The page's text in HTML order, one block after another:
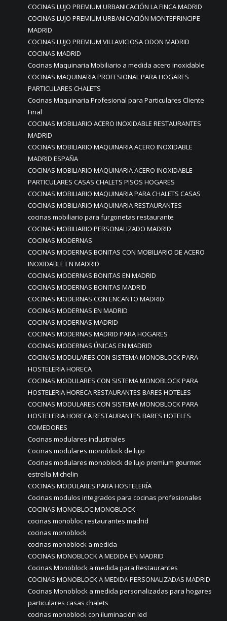
COCINAS LUJO PREMIUM URBANICACIÓN LA FINCA MADRID
COCINAS LUJO PREMIUM URBANICACIÓN MONTEPRINCIPE
MADRID
COCINAS LUJO PREMIUM VILLAVICIOSA ODON MADRID
COCINAS MADRID
Cocinas Maquinaria Mobiliario a medida acero inoxidable
COCINAS MAQUINARIA PROFESIONAL PARA HOGARES
PARTICULARES CHALETS
Cocinas Maquinaria Profesional para Particulares Cliente
Final
COCINAS MOBILIARIO ACERO INOXIDABLE RESTAURANTES
MADRID
COCINAS MOBILIARIO MAQUINARIA ACERO INOXIDABLE
MADRID ESPAÑA
COCINAS MOBILIARIO MAQUINARIA ACERO INOXIDABLE
PARTICULARES CASAS CHALETS PISOS HOGARES
COCINAS MOBILIARIO MAQUINARIA PARA CHALETS CASAS
COCINAS MOBILIARIO MAQUINARIA RESTAURANTES
cocinas mobiliario para furgonetas restaurante
COCINAS MOBILIARIO PERSONALIZADO MADRID
COCINAS MODERNAS
COCINAS MODERNAS BONITAS CON MOBILIARIO DE ACERO
INOXIDABLE EN MADRID
COCINAS MODERNAS BONITAS EN MADRID
COCINAS MODERNAS BONITAS MADRID
COCINAS MODERNAS CON ENCANTO MADRID
COCINAS MODERNAS EN MADRID
COCINAS MODERNAS MADRID
COCINAS MODERNAS MADRID PARA HOGARES
COCINAS MODERNAS ÚNICAS EN MADRID
COCINAS MODULARES CON SISTEMA MONOBLOCK PARA
HOSTELERIA HORECA
COCINAS MODULARES CON SISTEMA MONOBLOCK PARA
HOSTELERIA HORECA RESTAURANTES BARES HOTELES
COCINAS MODULARES CON SISTEMA MONOBLOCK PARA
HOSTELERIA HORECA RESTAURANTES BARES HOTELES
COMEDORES
Cocinas modulares industriales
Cocinas modulares monoblock de lujo
Cocinas modulares monoblock de lujo premium gourmet
estrella Michelin
COCINAS MODULARES PARA HOSTELERÍA
Cocinas modulos integrados para cocinas profesionales
COCINAS MONOBLOC MONOBLOCK
cocinas monobloc restaurantes madrid
cocinas monoblock
cocinas monoblock a medida
COCINAS MONOBLOCK A MEDIDA EN MADRID
Cocinas Monoblock a medida para Restaurantes
COCINAS MONOBLOCK A MEDIDA PERSONALIZADAS MADRID
Cocinas Monoblock a medida personalizadas para hogares
particulares casas chalets
cocinas monoblock con iluminación led